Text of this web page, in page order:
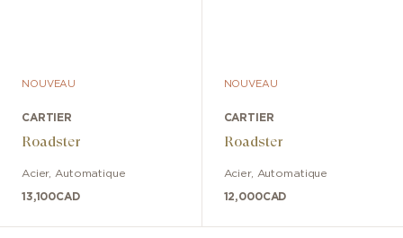
NOUVEAU
CARTIER
Roadster
Acier, Automatique
13,100CAD
NOUVEAU
CARTIER
Roadster
Acier, Automatique
12,000CAD